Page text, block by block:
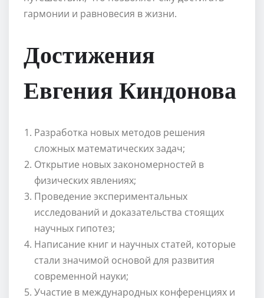
гармонии и равновесия в жизни.
Достижения
Евгения Киндонова
Разработка новых методов решения
сложных математических задач;
Открытие новых закономерностей в
физических явлениях;
Проведение экспериментальных
исследований и доказательства стоящих
научных гипотез;
Написание книг и научных статей, которые
стали значимой основой для развития
современной науки;
Участие в международных конференциях и